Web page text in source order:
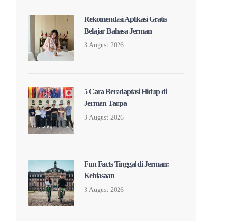
Rekomendasi Aplikasi Gratis
Belajar Bahasa Jerman
3 August 2026
5 Cara Beradaptasi Hidup di
Jerman Tanpa
3 August 2026
Fun Facts Tinggal di Jerman:
Kebiasaan
3 August 2026